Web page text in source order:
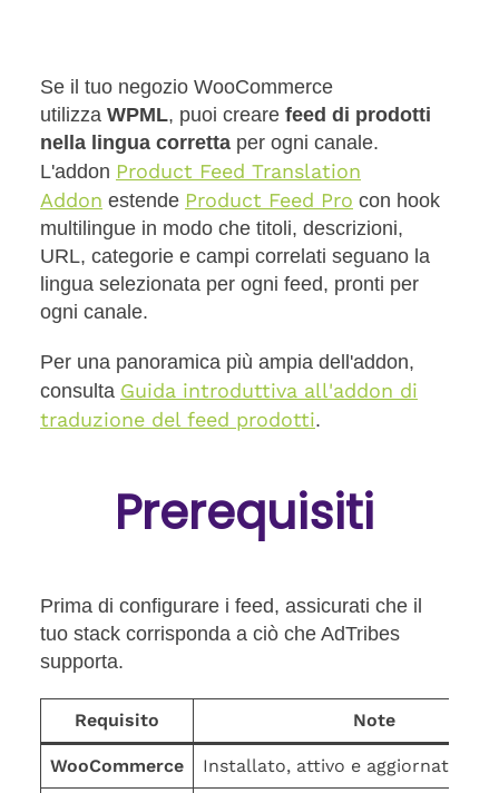
Se il tuo negozio WooCommerce
utilizza WPML, puoi creare feed di prodotti
nella lingua corretta per ogni canale.
L'addon Product Feed Translation
Addon estende Product Feed Pro con hook
multilingue in modo che titoli, descrizioni,
URL, categorie e campi correlati seguano la
lingua selezionata per ogni feed, pronti per
ogni canale.
Per una panoramica più ampia dell'addon,
consulta Guida introduttiva all'addon di
traduzione del feed prodotti.
Prerequisiti
Prima di configurare i feed, assicurati che il
tuo stack corrisponda a ciò che AdTribes
supporta.
Requisito Note
WooCommerce Installato, attivo e aggiornato.